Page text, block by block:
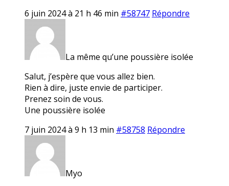
6 juin 2024 à 21 h 46 min #58747 Répondre
La même qu’une poussière isolée
Salut, j’espère que vous allez bien.
Rien à dire, juste envie de participer.
Prenez soin de vous.
Une poussière isolée
7 juin 2024 à 9 h 13 min #58758 Répondre
Myo